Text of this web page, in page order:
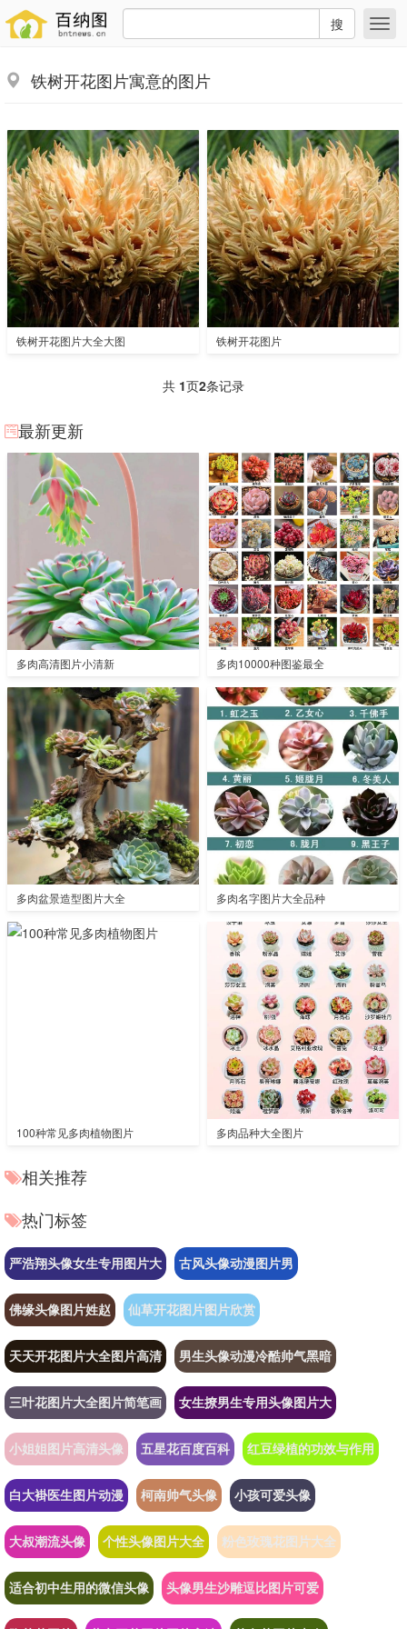
搜
铁树开花图片寓意的图片
铁树开花图片大全大图 铁树开花图片
共 1页2条记录
最新更新
多肉高清图片小清新 多肉10000种图鉴最全
多肉盆景造型图片大全 多肉名字图片大全品种
100种常见多肉植物图片 多肉品种大全图片
相关推荐
热门标签
严浩翔头像女生专用图片大 古风头像动漫图片男
佛缘头像图片姓赵 仙草开花图片图片欣赏
天天开花图片大全图片高清 男生头像动漫冷酷帅气黑暗
三叶花图片大全图片简笔画 女生撩男生专用头像图片大
小姐姐图片高清头像 五星花百度百科 红豆绿植的功效与作用
白大褂医生图片动漫 柯南帅气头像 小孩可爱头像
大叔潮流头像 个性头像图片大全 粉色玫瑰花图片大全
适合初中生用的微信头像 头像男生沙雕逗比图片可爱